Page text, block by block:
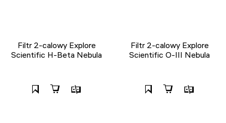
Filtr 2-calowy Explore
Scientific H-Beta Nebula
Filtr 2-calowy Explore
Scientific O-III Nebula